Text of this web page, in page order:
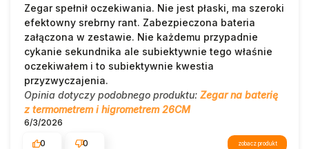
Zegar spełnił oczekiwania. Nie jest płaski, ma szeroki
efektowny srebrny rant. Zabezpieczona bateria
załączona w zestawie. Nie każdemu przypadnie
cykanie sekundnika ale subiektywnie tego właśnie
oczekiwałem i to subiektywnie kwestia
przyzwyczajenia.
Opinia dotyczy podobnego produktu: Zegar na baterię
z termometrem i higrometrem 26CM
6/3/2026
0
0 zobacz produkt